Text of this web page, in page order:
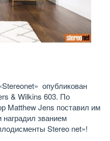
опубликован
& Wilkins 603. По
Matthew Jens поставил им
званием
Stereo net»!